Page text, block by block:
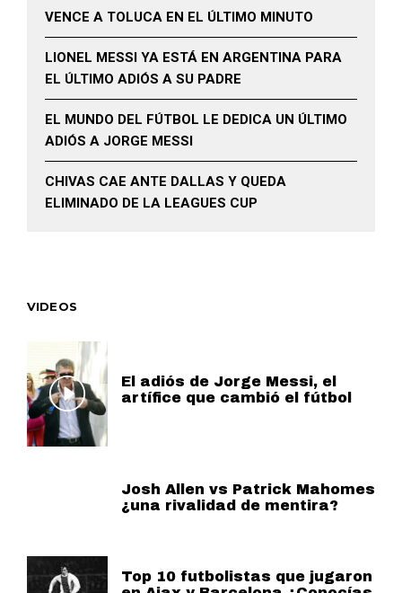
VENCE A TOLUCA EN EL ÚLTIMO MINUTO
LIONEL MESSI YA ESTÁ EN ARGENTINA PARA
EL ÚLTIMO ADIÓS A SU PADRE
EL MUNDO DEL FÚTBOL LE DEDICA UN ÚLTIMO
ADIÓS A JORGE MESSI
CHIVAS CAE ANTE DALLAS Y QUEDA
ELIMINADO DE LA LEAGUES CUP
VIDEOS
El adiós de Jorge Messi, el
artífice que cambió el fútbol
Josh Allen vs Patrick Mahomes
¿una rivalidad de mentira?
Top 10 futbolistas que jugaron